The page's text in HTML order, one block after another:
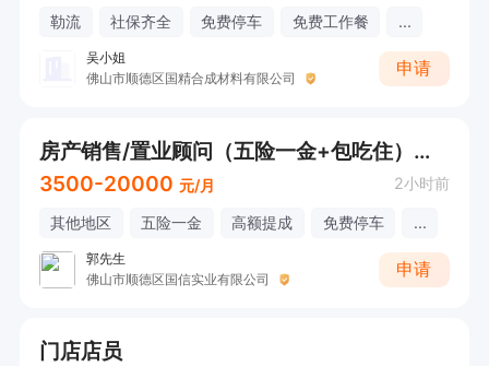
勒流 社保齐全 免费停车 免费工作餐 ...
吴小姐
佛山市顺德区国精合成材料有限公司
申请
房产销售/置业顾问（五险一金+包吃住）肇庆金利
3500-20000 元/月 2小时前
其他地区 五险一金 高额提成 免费停车 ...
郭先生
佛山市顺德区国信实业有限公司
申请
门店店员